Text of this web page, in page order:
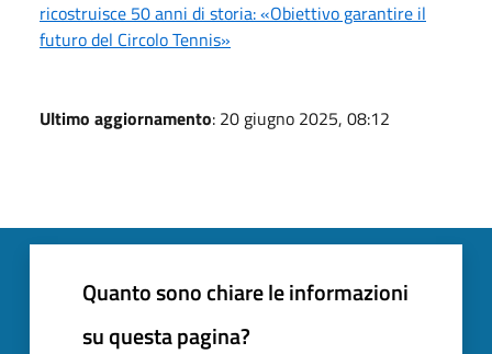
ricostruisce 50 anni di storia: «Obiettivo garantire il
futuro del Circolo Tennis»
Ultimo aggiornamento: 20 giugno 2025, 08:12
Quanto sono chiare le informazioni
su questa pagina?